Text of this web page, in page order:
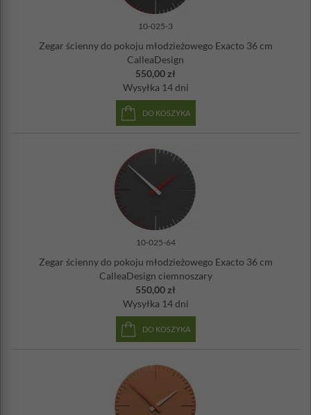
10-025-3
Zegar ścienny do pokoju młodzieżowego Exacto 36 cm
CalleaDesign
550,00 zł
Wysyłka 14 dni
DO KOSZYKA
10-025-64
Zegar ścienny do pokoju młodzieżowego Exacto 36 cm
CalleaDesign ciemnoszary
550,00 zł
Wysyłka 14 dni
DO KOSZYKA